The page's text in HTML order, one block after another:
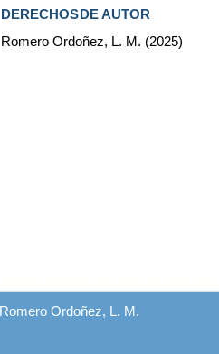
Romero Ordoñez, L. M.
DERECHOSDE AUTOR
Romero Ordoñez, L. M. (2025)